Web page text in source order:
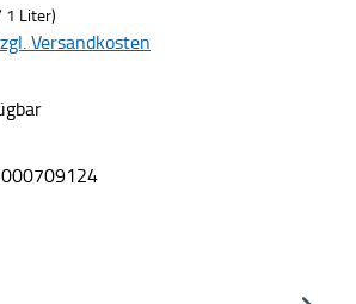
Liter)
Versandkosten